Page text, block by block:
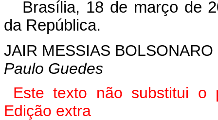
Brasília, 18 de março de
da República.
JAIR MESSIAS BOLSONARO
Paulo Guedes
Este texto não substitui o
Edição extra